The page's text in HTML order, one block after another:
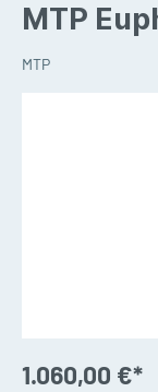
MTP
MTP
1.060,00 €*